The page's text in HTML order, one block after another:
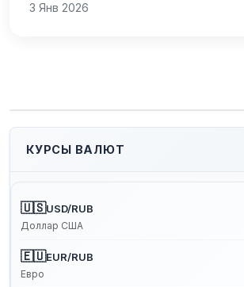
3 Янв 2026
КУРСЫ ВАЛЮТ
🇺🇸USD/RUB
Доллар США
🇪🇺EUR/RUB
Евро